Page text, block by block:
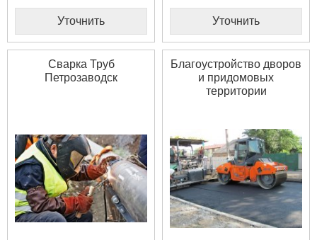
Уточнить Уточнить
Сварка Труб
Петрозаводск
Благоустройство дворов
и придомовых
территории